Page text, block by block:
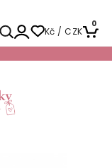
Kč / CZK
0